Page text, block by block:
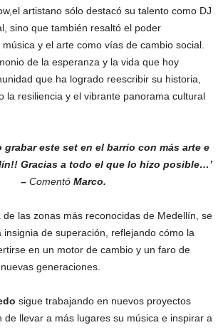
artistano sólo destacó su talento como DJ
sino que también resaltó el poder
y el arte como vías de cambio social.
de la esperanza y la vida que hoy
que ha logrado reescribir su historia,
la resiliencia y el vibrante panorama cultural
grabar este set en el barrio con más arte e
Gracias a todo el que lo hizo posible…’
– Comentó Marco.
de las zonas más reconocidas de Medellín, se
insignia de superación, reflejando cómo la
en un motor de cambio y un faro de
generaciones.
sigue trabajando en nuevos proyectos
de llevar a más lugares su música e inspirar a